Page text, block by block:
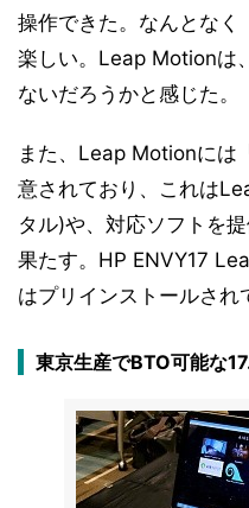
操作できた。なんとなく
楽しい。Leap Motionは
ないだろうかと感じた。
また、Leap Motionには
意されており、これは
タル)や、対応ソフトを
果たす。HP ENVY17
はプリインストールされ
東京生産でBTO可能な